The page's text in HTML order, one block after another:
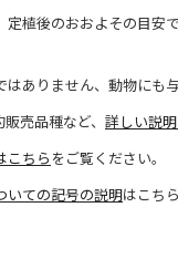
植後のおおよその目安
ありません、動物にも
売品種など、 詳しい説
こちら をご覧ください。
いての記号の説明はこち